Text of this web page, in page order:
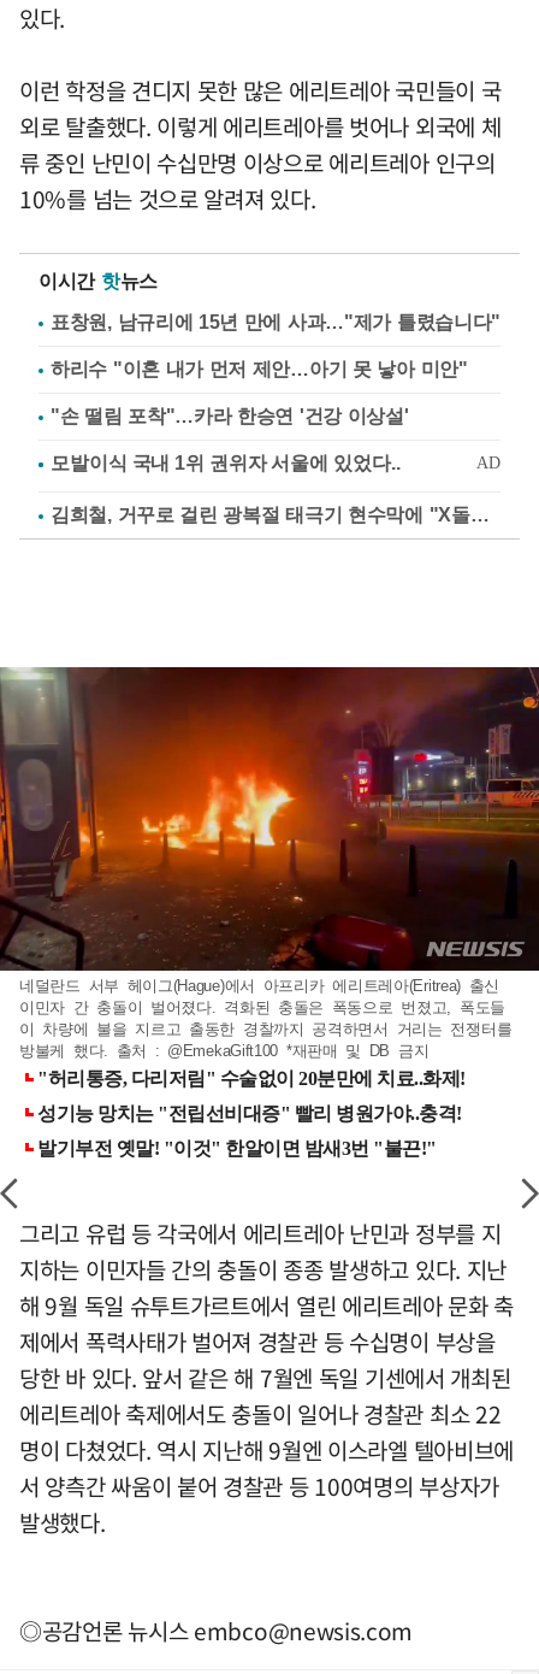
있다.
이런 학정을 견디지 못한 많은 에리트레아 국민들이 국
외로 탈출했다. 이렇게 에리트레아를 벗어나 외국에 체
류 중인 난민이 수십만명 이상으로 에리트레아 인구의
10%를 넘는 것으로 알려져 있다.
이시간 핫뉴스
표창원, 남규리에 15년 만에 사과…"제가 틀렸습니다"
하리수 "이혼 내가 먼저 제안…아기 못 낳아 미안"
"손 떨림 포착"…카라 한승연 '건강 이상설'
김희철, 거꾸로 걸린 광복절 태극기 현수막에 "X돌았네"
네덜란드 서부 헤이그(Hague)에서 아프리카 에리트레아(Eritrea) 출신
이민자 간 충돌이 벌어졌다. 격화된 충돌은 폭동으로 번졌고, 폭도들
이 차량에 불을 지르고 출동한 경찰까지 공격하면서 거리는 전쟁터를
방불케 했다. 출처 : @EmekaGift100 *재판매 및 DB 금지
그리고 유럽 등 각국에서 에리트레아 난민과 정부를 지
지하는 이민자들 간의 충돌이 종종 발생하고 있다. 지난
해 9월 독일 슈투트가르트에서 열린 에리트레아 문화 축
제에서 폭력사태가 벌어져 경찰관 등 수십명이 부상을
당한 바 있다. 앞서 같은 해 7월엔 독일 기센에서 개최된
에리트레아 축제에서도 충돌이 일어나 경찰관 최소 22
명이 다쳤었다. 역시 지난해 9월엔 이스라엘 텔아비브에
서 양측간 싸움이 붙어 경찰관 등 100여명의 부상자가
발생했다.
◎공감언론 뉴시스embco@newsis.com